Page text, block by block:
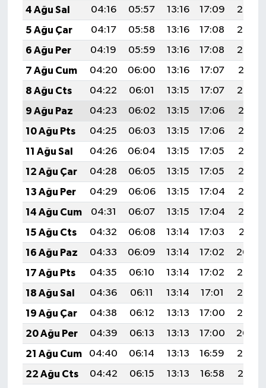
4 Ağu Sal
04:16 05:57 13:16 17:09
20:24
5 Ağu Çar
04:17 05:58 13:16 17:08
20:23
6 Ağu Per
04:19 05:59 13:16 17:08
20:22
7 Ağu Cum
04:20 06:00 13:16 17:07
20:21
8 Ağu Cts
04:22 06:01 13:15 17:07
20:20
9 Ağu Paz
04:23 06:02 13:15 17:06
20:18
10 Ağu Pts
04:25 06:03 13:15 17:06
20:17
11 Ağu Sal
04:26 06:04 13:15 17:05
20:16
12 Ağu Çar
04:28 06:05 13:15 17:05
20:15
13 Ağu Per
04:29 06:06 13:15 17:04
20:13
14 Ağu Cum
04:31 06:07 13:15 17:04
20:12
15 Ağu Cts
04:32 06:08 13:14 17:03
20:11
16 Ağu Paz
04:33 06:09 13:14 17:02
20:09
17 Ağu Pts
04:35 06:10 13:14 17:02
20:08
18 Ağu Sal
04:36 06:11 13:14 17:01
20:06
19 Ağu Çar
04:38 06:12 13:13 17:00
20:05
20 Ağu Per
04:39 06:13 13:13 17:00
20:04
21 Ağu Cum
04:40 06:14 13:13 16:59
20:02
22 Ağu Cts
04:42 06:15 13:13 16:58
20:01